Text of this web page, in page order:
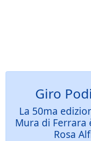
Giro
La 50ma
Mura di Ferrara
Rosa